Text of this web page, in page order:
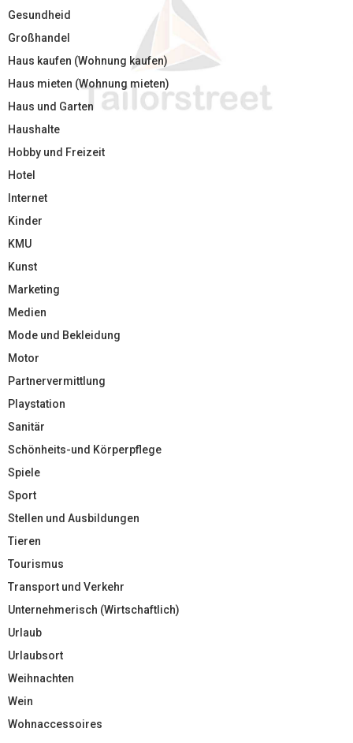
Gesundheid
Großhandel
Haus kaufen (Wohnung kaufen)
Haus mieten (Wohnung mieten)
Haus und Garten
Haushalte
Hobby und Freizeit
Hotel
Internet
Kinder
KMU
Kunst
Marketing
Medien
Mode und Bekleidung
Motor
Partnervermittlung
Playstation
Sanitär
Schönheits-und Körperpflege
Spiele
Sport
Stellen und Ausbildungen
Tieren
Tourismus
Transport und Verkehr
Unternehmerisch (Wirtschaftlich)
Urlaub
Urlaubsort
Weihnachten
Wein
Wohnaccessoires